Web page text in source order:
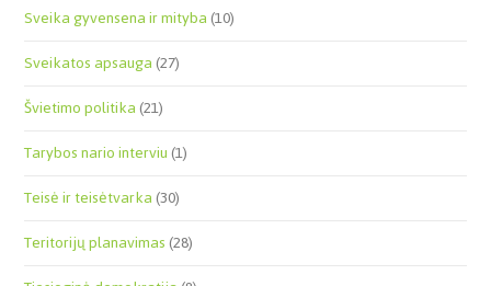
Sveika gyvensena ir mityba(10)
Sveikatos apsauga(27)
Švietimo politika(21)
Tarybos nario interviu(1)
Teisė ir teisėtvarka(30)
Teritorijų planavimas(28)